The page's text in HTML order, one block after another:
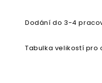
Dodání do 3-4
Tabulka velikostí pro